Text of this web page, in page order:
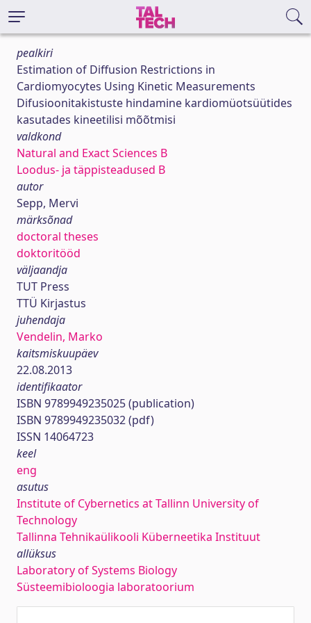
pealkiri
Estimation of Diffusion Restrictions in
Cardiomyocytes Using Kinetic Measurements
Difusioonitakistuste hindamine kardiomüotsüütides
kasutades kineetilisi mõõtmisi
valdkond
Natural and Exact Sciences B
Loodus- ja täppisteadused B
autor
Sepp, Mervi
märksõnad
doctoral theses
doktoritööd
väljaandja
TUT Press
TTÜ Kirjastus
juhendaja
Vendelin, Marko
kaitsmiskuupäev
22.08.2013
identifikaator
ISBN 9789949235025 (publication)
ISBN 9789949235032 (pdf)
ISSN 14064723
keel
eng
asutus
Institute of Cybernetics at Tallinn University of
Technology
Tallinna Tehnikaülikooli Küberneetika Instituut
allüksus
Laboratory of Systems Biology
Süsteemibioloogia laboratoorium